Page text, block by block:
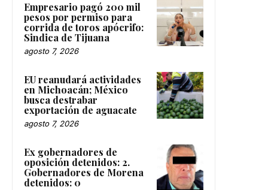
Empresario pagó 200 mil
pesos por permiso para
corrida de toros apócrifo:
Sindica de Tijuana
agosto 7, 2026
EU reanudará actividades
en Michoacán; México
busca destrabar
exportación de aguacate
agosto 7, 2026
Ex gobernadores de
oposición detenidos: 2.
Gobernadores de Morena
detenidos: 0